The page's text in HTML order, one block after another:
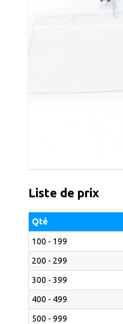
Liste de prix
Qté
100 - 199
200 - 299
300 - 399
400 - 499
500 - 999